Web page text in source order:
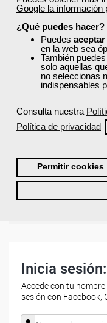
Google la información
¿Qué puedes hacer?
Puedes aceptar
en la web sea
También puedes
solo aquellas
no seleccionas
indispensables
Consulta nuestra
Política de privacidad
Permitir cookies
¿Son los
los cursos de
¿Los cursos de
temario
¿Qué ofrece
finaliza su
¿Recibiré un
gratuito?
Inicia sesión:
Accede con tu
sesión con Facebook,